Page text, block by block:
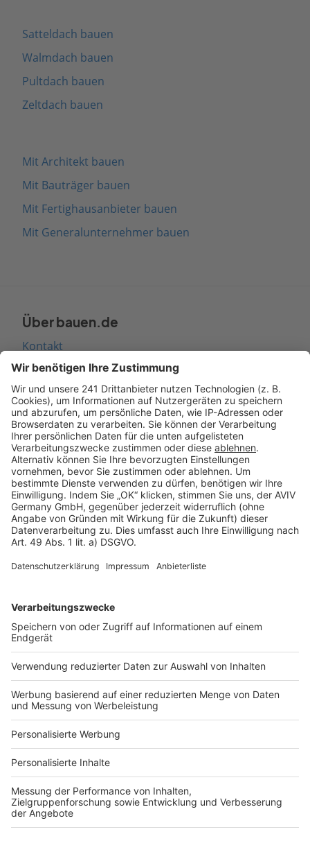
Satteldach bauen
Walmdach bauen
Pultdach bauen
Zeltdach bauen
Mit Architekt bauen
Mit Bauträger bauen
Mit Fertighausanbieter bauen
Mit Generalunternehmer bauen
Über bauen.de
Kontakt
Seitenaufbau
Barrierefreiheit
Cookie Einstellungen
Rechtliches
AGB-Übersicht
Datenschutz
Impressum
Services
Bauprojekt-Quiz
Häuser-Suche
Hausanbieter-Suche
Bauprojekt-Profil
Für Unternehmen
Ihre Baufirma auf bauen.de
Kostenloses Infogespräch